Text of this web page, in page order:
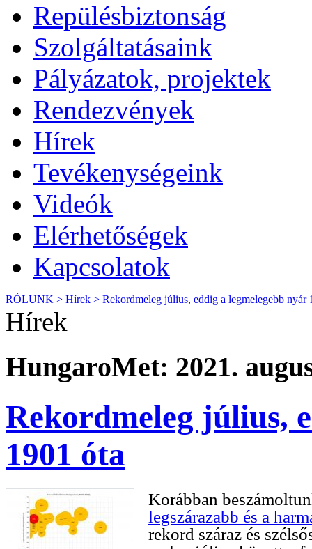
Repülésbiztonság
Szolgáltatásaink
Pályázatok, projektek
Rendezvények
Hírek
Tevékenységeink
Videók
Elérhetőségek
Kapcsolatok
RÓLUNK > Hírek > Rekordmeleg július, eddig a legmelegebb nyár
Hírek
HungaroMet: 2021.
Rekordmeleg július,
1901 óta
Korábban
legszárazabb és a
rekord száraz és